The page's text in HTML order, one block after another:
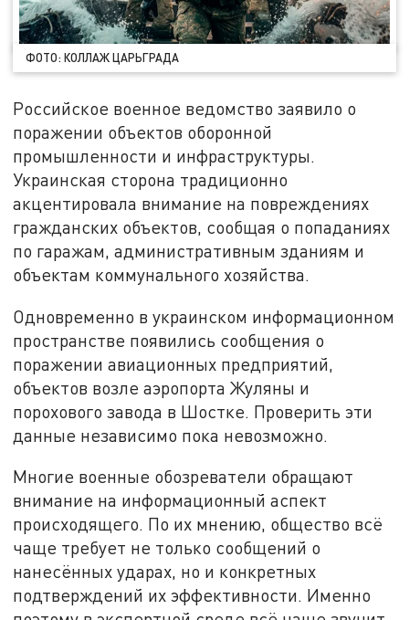
ФОТО: КОЛЛАЖ ЦАРЬГРАДА
Российское военное ведомство заявило о
поражении объектов оборонной
промышленности и инфраструктуры.
Украинская сторона традиционно
акцентировала внимание на повреждениях
гражданских объектов, сообщая о попаданиях
по гаражам, административным зданиям и
объектам коммунального хозяйства.
Одновременно в украинском информационном
пространстве появились сообщения о
поражении авиационных предприятий,
объектов возле аэропорта Жуляны и
порохового завода в Шостке. Проверить эти
данные независимо пока невозможно.
Многие военные обозреватели обращают
внимание на информационный аспект
происходящего. По их мнению, общество всё
чаще требует не только сообщений о
нанесённых ударах, но и конкретных
подтверждений их эффективности. Именно